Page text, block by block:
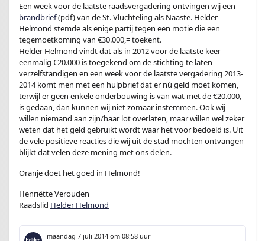
Een week voor de laatste raadsvergadering ontvingen wij een
brandbrief(pdf) van de St. Vluchteling als Naaste. Helder
Helmond stemde als enige partij tegen een motie die een
tegemoetkoming van €30.000,= toekent.
Helder Helmond vindt dat als in 2012 voor de laatste keer
eenmalig €20.000 is toegekend om de stichting te laten
verzelfstandigen en een week voor de laatste vergadering 2013-
2014 komt men met een hulpbrief dat er nú geld moet komen,
terwijl er geen enkele onderbouwing is van wat met de €20.000,=
is gedaan, dan kunnen wij niet zomaar instemmen. Ook wij
willen niemand aan zijn/haar lot overlaten, maar willen wel zeker
weten dat het geld gebruikt wordt waar het voor bedoeld is. Uit
de vele positieve reacties die wij uit de stad mochten ontvangen
blijkt dat velen deze mening met ons delen.
Oranje doet het goed in Helmond!
Henriëtte Verouden
Raadslid Helder Helmond
maandag 7 juli 2014 om 08:58 uur